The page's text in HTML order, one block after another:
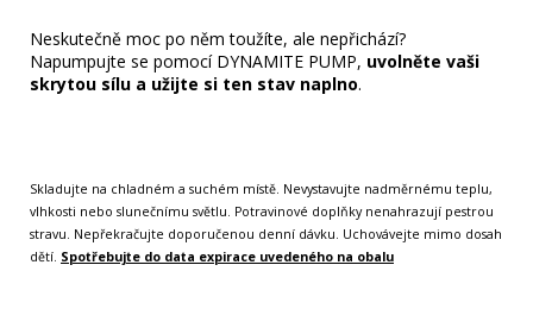
Neskutečně moc po něm toužíte, ale nepřichází?
Napumpujte se pomocí DYNAMITE PUMP, uvolněte vaši
skrytou sílu a užijte si ten stav naplno.
Skladujte na chladném a suchém místě. Nevystavujte nadměrnému teplu,
vlhkosti nebo slunečnímu světlu. Potravinové doplňky nenahrazují pestrou
stravu. Nepřekračujte doporučenou denní dávku. Uchovávejte mimo dosah
dětí. Spotřebujte do data expirace uvedeného na obalu